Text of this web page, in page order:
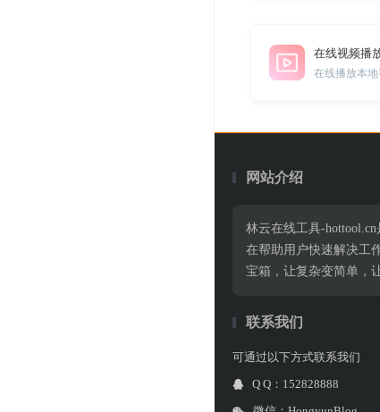
在线视频播
在线播放本
网站介绍
林云在线工具-
在帮助用户快速解决工
宝箱，让复杂变简单，
联系我们
可通过以下方式联系我们
Q Q：152828888